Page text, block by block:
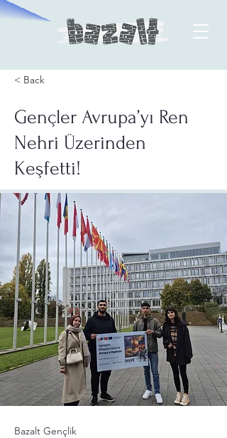
< Back
Gençler Avrupa’yı Ren
Nehri Üzerinden
Keşfetti!
Bazalt Gençlik